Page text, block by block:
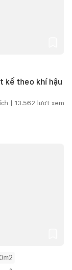
kế theo khí hậu
| 13.562 lượt xem